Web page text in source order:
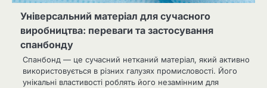
Універсальний матеріал для сучасного
виробництва: переваги та застосування
спанбонду
Спанбонд — це сучасний нетканий матеріал, який активно
використовується в різних галузях промисловості. Його
унікальні властивості роблять його незамінним для